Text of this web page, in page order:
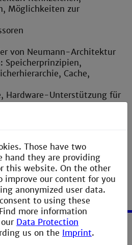
Möglichkeiten zur
von Neumann-Architektur
Speicherprinzipien,
Cache,
Hardware-Unterstützung für
Systeme, Privilegstufen,
Those have two
hand they are providing
this website. On the other
improve our content for you
anonymized user data.
to using these
more information
Data Protection
us on the Imprint.